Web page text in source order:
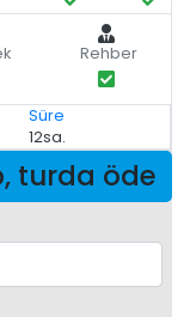
Rehber
Süre
12sa.
turda öde